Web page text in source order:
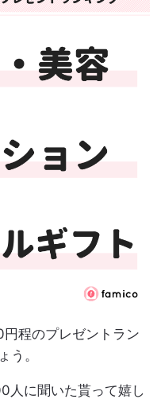
程のプレゼントラン
う。
人に聞いた貰って嬉し